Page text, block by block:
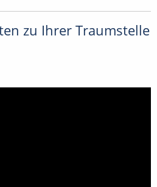
zu Ihrer Traumstelle